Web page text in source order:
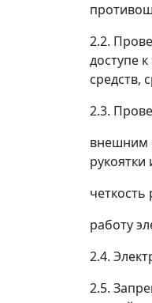
2.2.
доступе
средств,
2.3.
внешним
работу
2.4.
2.5.